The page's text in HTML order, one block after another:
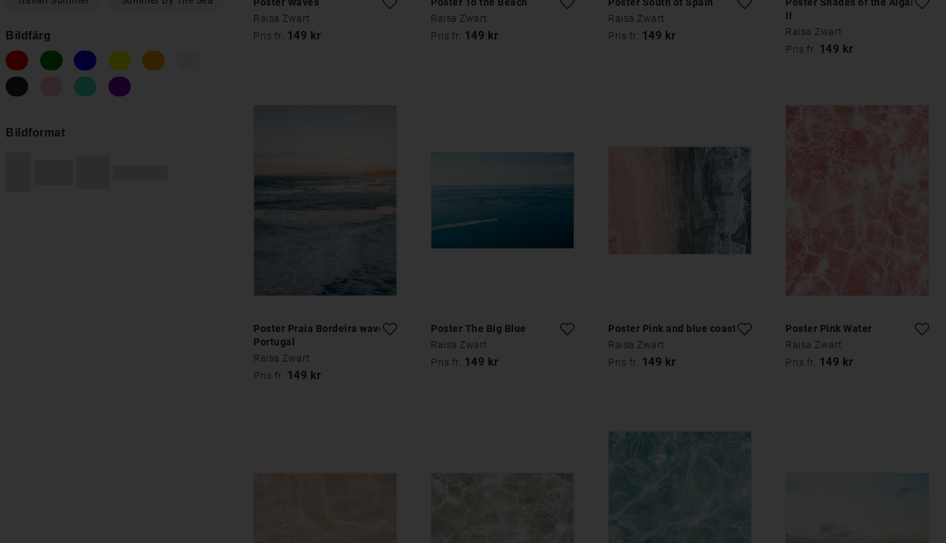
Bildfärg
Bildformat
Poster Waves
Raisa Zwart
Pris fr. 149 kr
Poster To the Beach
Raisa Zwart
Pris fr. 149 kr
Poster South of Spain
Raisa Zwart
Pris fr. 149 kr
Poster Shades of the Algarve
II
Raisa Zwart
Pris fr. 149 kr
Poster Praia Bordeira waves
Portugal
Raisa Zwart
Pris fr. 149 kr
Poster The Big Blue
Raisa Zwart
Pris fr. 149 kr
Poster Pink and blue coastal
Raisa Zwart
Pris fr. 149 kr
Poster Pink Water
Raisa Zwart
Pris fr. 149 kr